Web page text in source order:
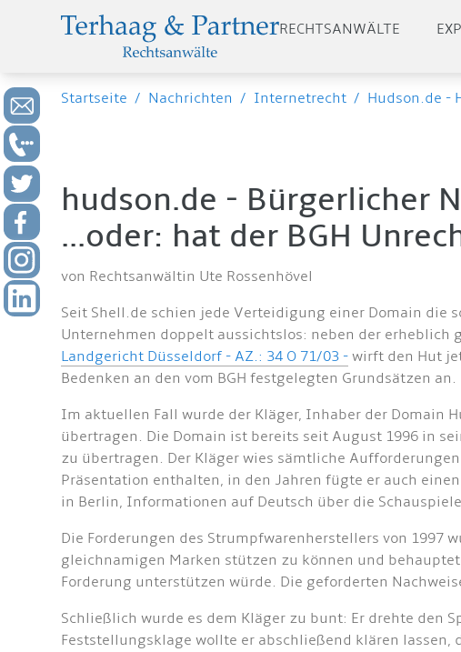
RECHTSANWÄLTE
Startseite / Nachrichten / Internetrecht / Hudson.de -
hudson.de - Bürgerlicher
...oder: hat der BGH
von Rechtsanwältin Ute Rossenhövel
Seit Shell.de schien jede Verteidigung einer Domain die
Unternehmen doppelt aussichtslos: neben der erheblich
Landgericht Düsseldorf - AZ.: 34 O 71/03 - wirft den Hut
Bedenken an den vom BGH festgelegten Grundsätzen an.
Im aktuellen Fall wurde der Kläger, Inhaber der Domain
übertragen. Die Domain ist bereits seit August 1996 in
zu übertragen. Der Kläger wies sämtliche
Präsentation enthalten, in den Jahren fügte er auch
in Berlin, Informationen auf Deutsch über die
Die Forderungen des Strumpfwarenherstellers von 1997
gleichnamigen Marken stützen zu können und
Forderung unterstützen würde. Die geforderten
Schließlich wurde es dem Kläger zu bunt: Er drehte den
Feststellungsklage wollte er abschließend klären lassen,